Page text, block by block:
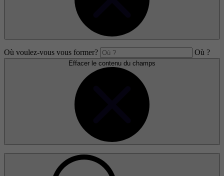
Où voulez-vous vous former? Où ?
Effacer le contenu du champs